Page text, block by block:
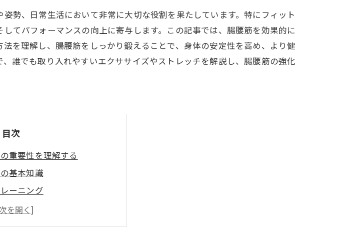
勢、日常生活において非常に大切な役割を果たしています。特にフィット
てパフォーマンスの向上に寄与します。この記事では、腸腰筋を効果的に
を理解し、腸腰筋をしっかり鍛えることで、身体の安定性を高め、より健
誰でも取り入れやすいエクササイズやストレッチを解説し、腸腰筋の強化
目次
重要性を理解する
基本知識
ーニング
実践方法
ルの実現に向けて